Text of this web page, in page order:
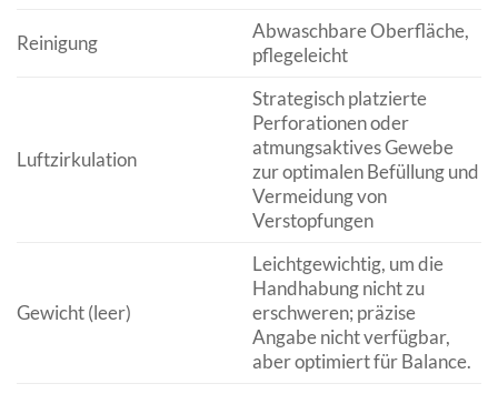
Reinigung
Abwaschbare Oberfläche,
pflegeleicht
Luftzirkulation
Strategisch platzierte
Perforationen oder
atmungsaktives Gewebe
zur optimalen Befüllung und
Vermeidung von
Verstopfungen
Gewicht (leer)
Leichtgewichtig, um die
Handhabung nicht zu
erschweren; präzise
Angabe nicht verfügbar,
aber optimiert für Balance.